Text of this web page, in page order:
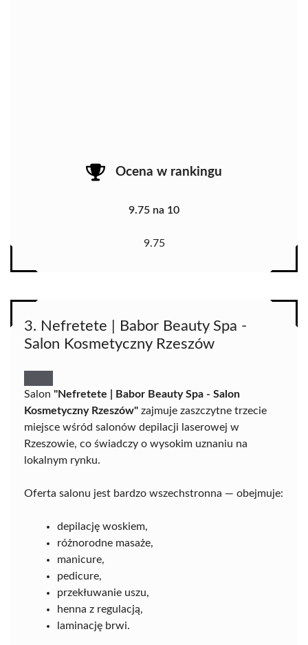
Ocena w rankingu
9.75 na 10
9.75
3. Nefretete | Babor Beauty Spa -
Salon Kosmetyczny Rzeszów
Salon "Nefretete | Babor Beauty Spa - Salon
Kosmetyczny Rzeszów" zajmuje zaszczytne trzecie
miejsce wśród salonów depilacji laserowej w
Rzeszowie, co świadczy o wysokim uznaniu na
lokalnym rynku.
Oferta salonu jest bardzo wszechstronna — obejmuje:
depilację woskiem,
różnorodne masaże,
manicure,
pedicure,
przekłuwanie uszu,
henna z regulacją,
laminację brwi.